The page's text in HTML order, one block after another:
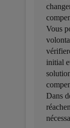
Vous
initial
Dans